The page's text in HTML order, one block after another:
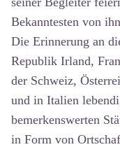
Bekanntesten von
Die Erinnerung an
Republik Irland,
der Schweiz,
und in Italien
bemerkenswerten
in Form von